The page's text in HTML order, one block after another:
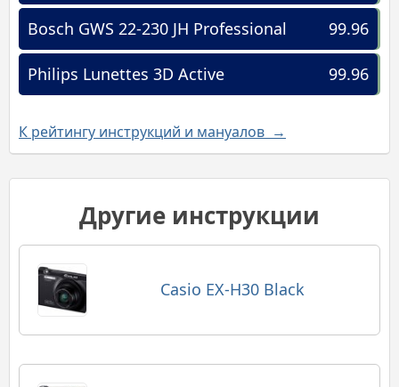
99.96
Bosch GWS 22-230 JH Professional
99.96
Philips Lunettes 3D Active
К рейтингу инструкций и мануалов →
Другие инструкции
Casio EX-H30 Black